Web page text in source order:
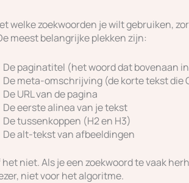
welke zoekwoorden je wilt gebruiken,
meest belangrijke plekken zijn:
De paginatitel (het woord dat bovenaan
De meta-omschrijving (de korte tekst die
De URL van de pagina
De eerste alinea van je tekst
De tussenkoppen (H2 en H3)
De alt-tekst van afbeeldingen
niet. Als je een zoekwoord te vaak
niet voor het algoritme.